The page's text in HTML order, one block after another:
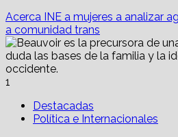
es
la
clave?
Acerca INE a mujeres a analizar
a comunidad trans
1
Destacadas
Política e Internacionales